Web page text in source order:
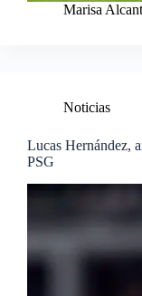
Marisa
Noticias
Lucas Hernández,
PSG